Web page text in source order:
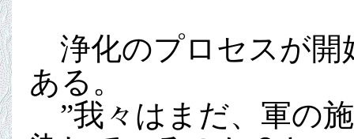
浄化のプロセスが開
ある。
”我々はまだ、軍の